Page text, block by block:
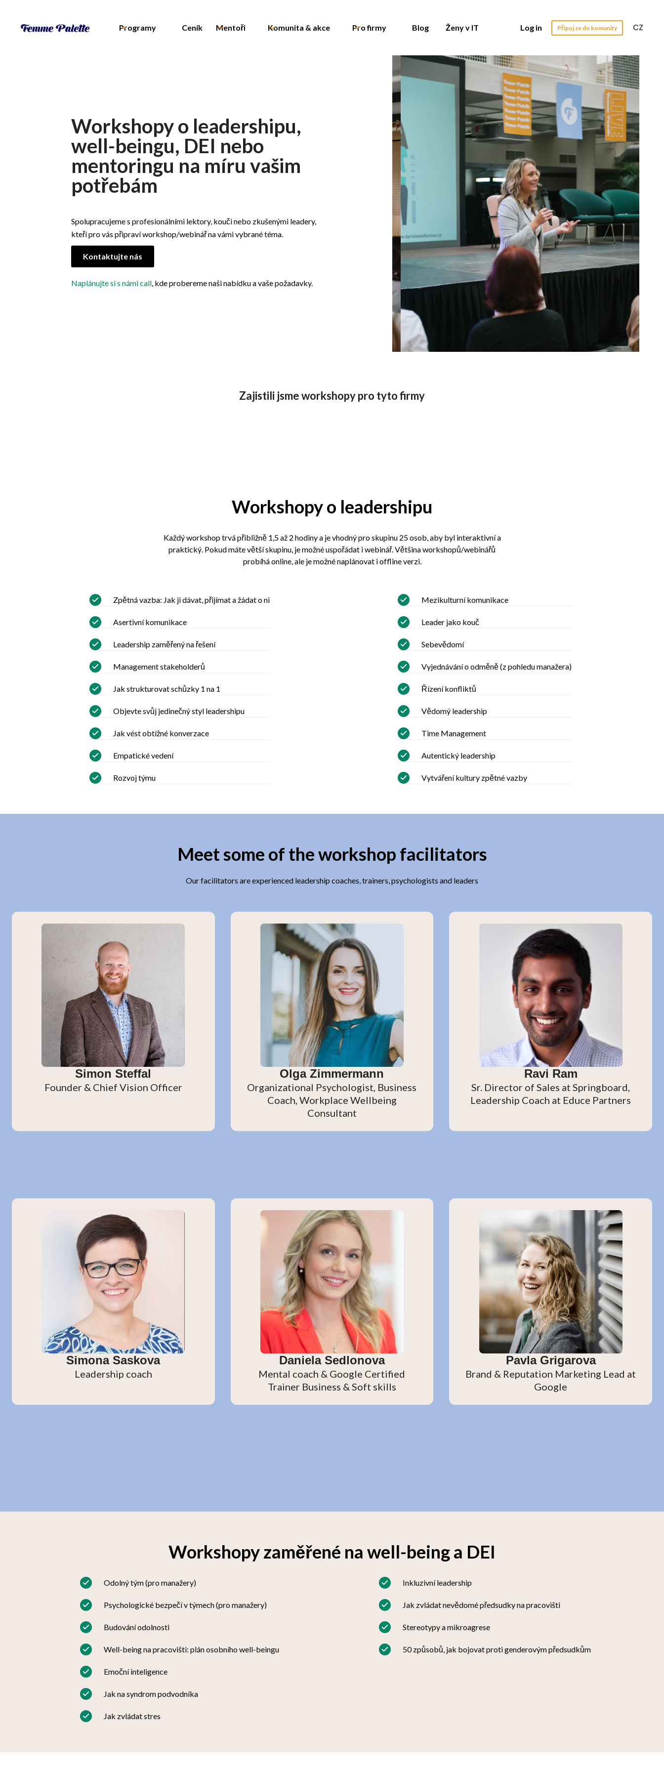
Programy Ceník Mentoři Komunita & akce Pro firmy Blog Ženy v IT Log in Připoj se do komunity CZ
Workshopy o leadershipu,
well-beingu, DEI nebo
mentoringu na míru vašim
potřebám
Spolupracujeme s profesionálními lektory, kouči nebo zkušenými leadery,
kteří pro vás připraví workshop/webinář na vámi vybrané téma.
Kontaktujte nás
Naplánujte si s námi call, kde probereme naši nabídku a vaše požadavky.
Zajistili jsme workshopy pro tyto firmy
Workshopy o leadershipu
Každý workshop trvá přibližně 1,5 až 2 hodiny a je vhodný pro skupinu 25 osob, aby byl interaktivní a
praktický. Pokud máte větší skupinu, je možné uspořádat i webinář. Většina workshopů/webinářů
probíhá online, ale je možné naplánovat i offline verzi.
Zpětná vazba: Jak ji dávat, přijímat a žádat o ni
Asertivní komunikace
Leadership zaměřený na řešení
Management stakeholderů
Jak strukturovat schůzky 1 na 1
Objevte svůj jedinečný styl leadershipu
Jak vést obtížné konverzace
Empatické vedení
Rozvoj týmu
Mezikulturní komunikace
Leader jako kouč
Sebevědomí
Vyjednávání o odměně (z pohledu manažera)
Řízení konfliktů
Vědomý leadership
Time Management
Autentický leadership
Vytváření kultury zpětné vazby
Meet some of the workshop facilitators
Our facilitators are experienced leadership coaches, trainers, psychologists and leaders
Simon Steffal
Founder & Chief Vision Officer
Olga Zimmermann
Organizational Psychologist, Business
Coach, Workplace Wellbeing
Consultant
Ravi Ram
Sr. Director of Sales at Springboard,
Leadership Coach at Educe Partners
Simona Saskova
Leadership coach
Daniela Sedlonova
Mental coach & Google Certified
Trainer Business & Soft skills
Pavla Grigarova
Brand & Reputation Marketing Lead at
Google
Workshopy zaměřené na well-being a DEI
Odolný tým (pro manažery)
Psychologické bezpečí v týmech (pro manažery)
Budování odolnosti
Well-being na pracovišti: plán osobního well-beingu
Emoční inteligence
Jak na syndrom podvodníka
Jak zvládat stres
Inkluzivní leadership
Jak zvládat nevědomé předsudky na pracovišti
Stereotypy a mikroagrese
50 způsobů, jak bojovat proti genderovým předsudkům